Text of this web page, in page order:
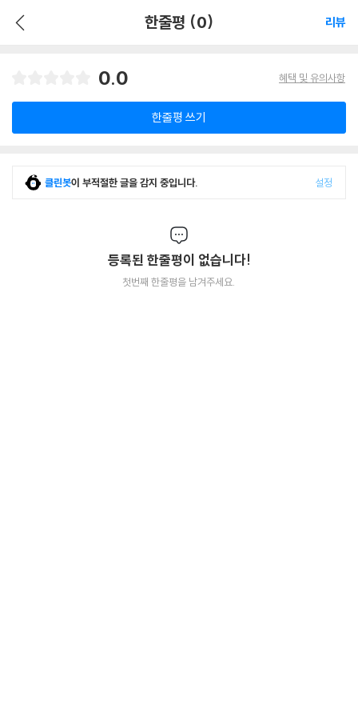
한줄평 (0) 리뷰
0.0 혜택 및 유의사항
한줄평 쓰기
클린봇이 부적절한 글을 감지 중입니다. 설정
등록된 한줄평이 없습니다!
첫번째 한줄평을 남겨주세요.